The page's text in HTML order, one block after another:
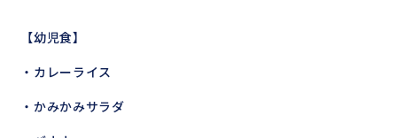
【幼児食】
・カレーライス
・かみかみサラダ